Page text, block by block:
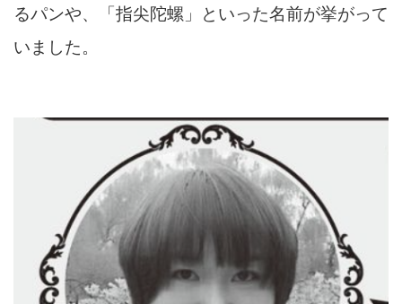
るパンや、 「 指尖陀螺 」 と いった名前が挙がって
いました。